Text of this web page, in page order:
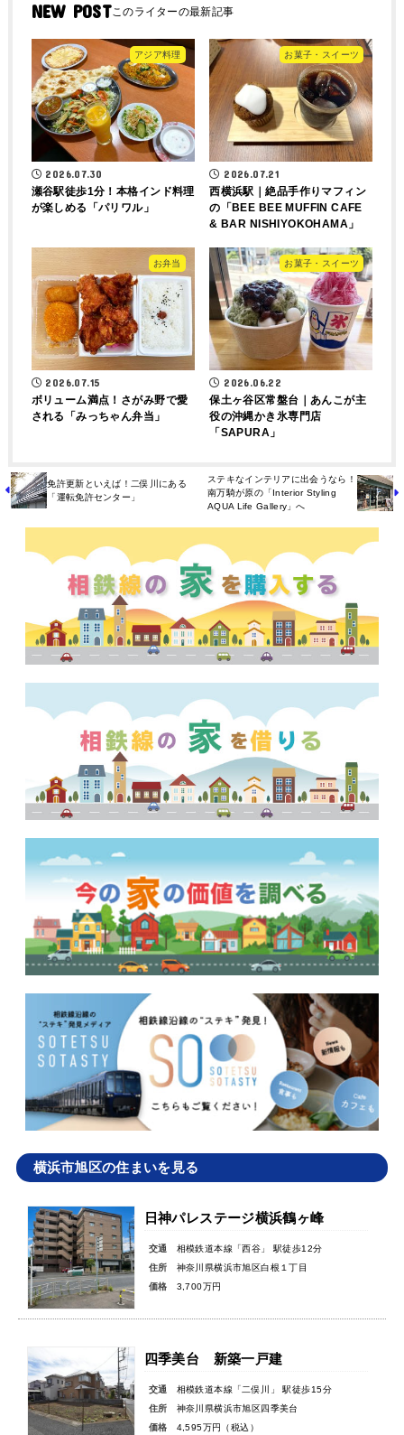
NEW POST
アジア料理
2026.07.30
瀬谷駅徒歩1分！本格インド料理
が楽しめる「パリワル」
お菓子・スイーツ
2026.07.21
西横浜駅｜絶品手作りマフィン
の「BEE BEE MUFFIN CAFE
& BAR NISHIYOKOHAMA」
お弁当
2026.07.15
ボリューム満点！さがみ野で愛
される「みっちゃん弁当」
お菓子・スイーツ
2026.06.22
保土ヶ谷区常盤台｜あんこが主
役の沖縄かき氷専門店
「SAPURA」
免許更新といえば！二俣川にある
「運転免許センター」
ステキなインテリアに出会うなら！
南万騎が原の「Interior Styling
AQUA Life Gallery」へ
横浜市旭区の住まいを見る
日神パレステージ横浜鶴ヶ峰
交通
相模鉄道本線「西谷」 駅徒歩12分
住所
神奈川県横浜市旭区白根１丁目
価格
3,700万円
四季美台 新築一戸建
交通
相模鉄道本線「二俣川」 駅徒歩15分
住所
神奈川県横浜市旭区四季美台
価格
4,595万円（税込）